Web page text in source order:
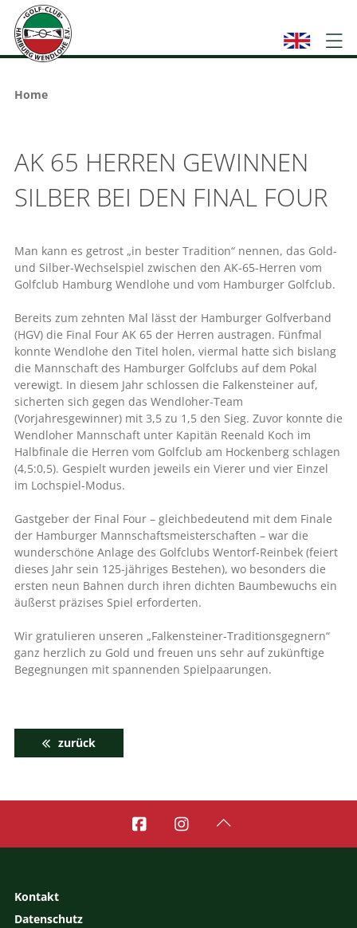
Home
AK 65 HERREN GEWINNEN
SILBER BEI DEN FINAL FOUR
Man kann es getrost „in bester Tradition“ nennen, das Gold-
und Silber-Wechselspiel zwischen den AK-65-Herren vom
Golfclub Hamburg Wendlohe und vom Hamburger Golfclub.
Bereits zum zehnten Mal lässt der Hamburger Golfverband
(HGV) die Final Four AK 65 der Herren austragen. Fünfmal
konnte Wendlohe den Titel holen, viermal hatte sich bislang
die Mannschaft des Hamburger Golfclubs auf dem Pokal
verewigt. In diesem Jahr schlossen die Falkensteiner auf,
sicherten sich gegen das Wendloher-Team
(Vorjahresgewinner) mit 3,5 zu 1,5 den Sieg. Zuvor konnte die
Wendloher Mannschaft unter Kapitän Reenald Koch im
Halbfinale die Herren vom Golfclub am Hockenberg schlagen
(4,5:0,5). Gespielt wurden jeweils ein Vierer und vier Einzel
im Lochspiel-Modus.
Gastgeber der Final Four – gleichbedeutend mit dem Finale
der Hamburger Mannschaftsmeisterschaften – war die
wunderschöne Anlage des Golfclubs Wentorf-Reinbek (feiert
dieses Jahr sein 125-jähriges Bestehen), wo besonders die
ersten neun Bahnen durch ihren dichten Baumbewuchs ein
äußerst präzises Spiel erforderten.
Wir gratulieren unseren „Falkensteiner-Traditionsgegnern“
ganz herzlich zu Gold und freuen uns sehr auf zukünftige
Begegnungen mit spannenden Spielpaarungen.
zurück
  
Kontakt
Datenschutz